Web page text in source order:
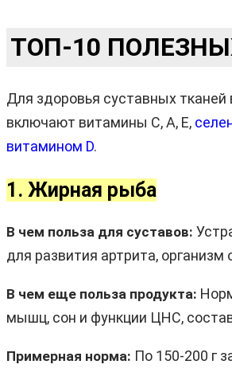
ТОП-10
Для здоровья суставных
включают витамины C, A, E,
витамином D.
1. Жирная рыба
В чем польза для суставов:
для развития артрита,
В чем еще польза продукта:
мышц, сон и функции ЦНС,
Примерная норма: По 150-200 г